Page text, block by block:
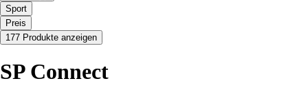
Sport
Preis
177 Produkte anzeigen
SP Connect